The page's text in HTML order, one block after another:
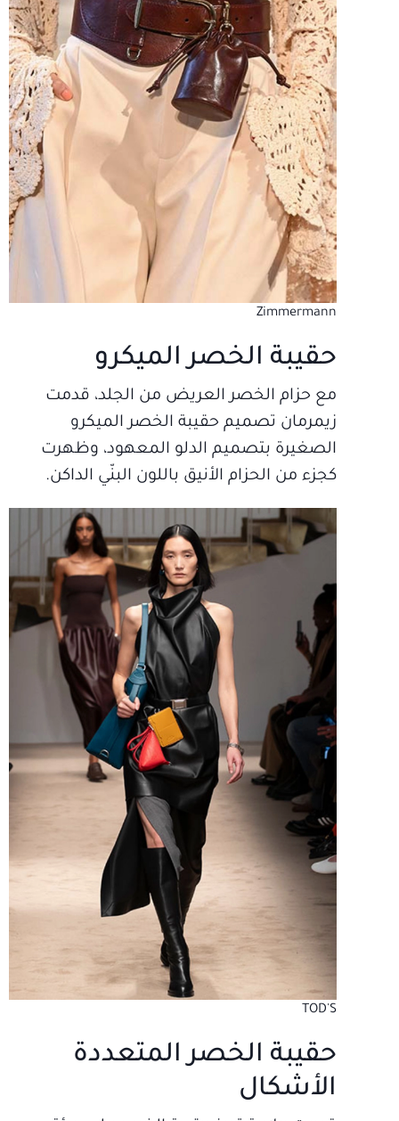
Zimmermann
حقيبة الخصر الميكرو
مع حزام الخصر العريض من الجلد، قدمت
زيمرمان تصميم حقيبة الخصر الميكرو
الصغيرة بتصميم الدلو المعهود، وظهرت
كجزء من الحزام الأنيق باللون البنّي الداكن.
TOD'S
حقيبة الخصر المتعددة
الأشكال